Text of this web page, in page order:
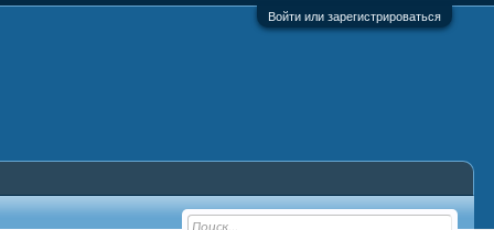
Войти или зарегистрироваться